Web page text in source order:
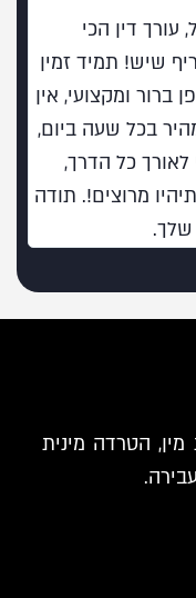
דין הכי
שיש! תמיד זמין
ברור ומקצועי, אין
בכל שעה ביום,
כל הדרך,
מרוצים!. תודה
הטרדה מינית